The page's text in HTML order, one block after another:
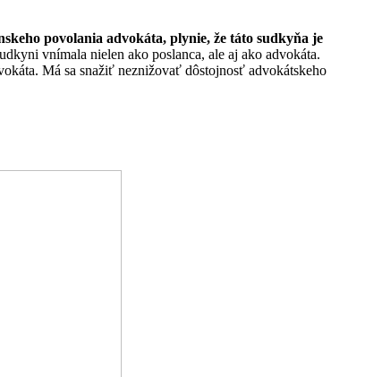
povolania advokáta, plynie, že táto sudkyňa je
vnímala nielen ako poslanca, ale aj ako advokáta.
Má sa snažiť neznižovať dôstojnosť advokátskeho